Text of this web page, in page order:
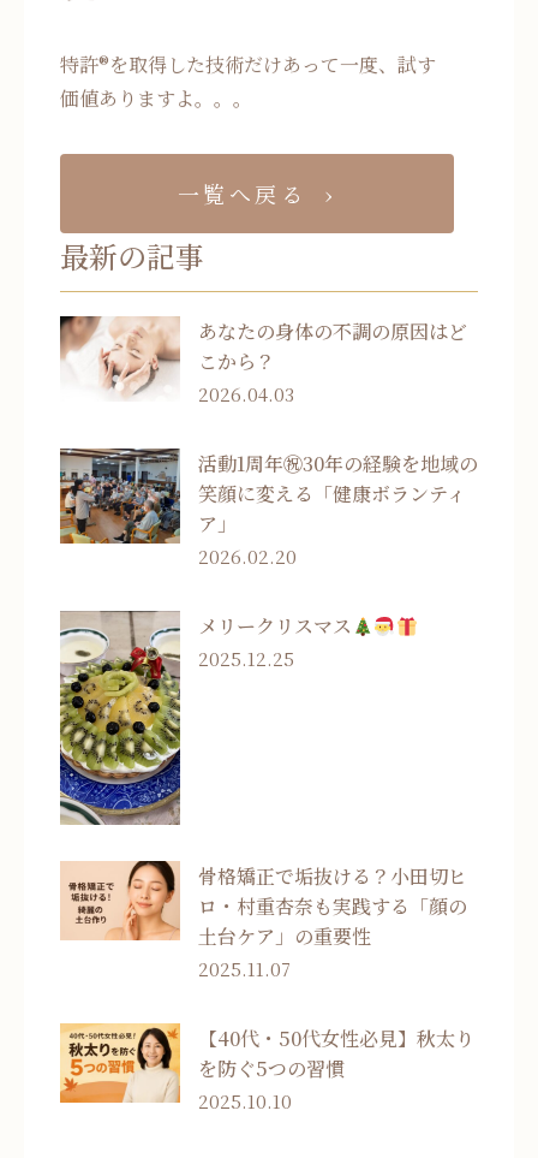
特許®を取得した技術だけあって一度、試す
価値ありますよ。。。
一覧へ戻る
最新の記事
あなたの身体の不調の原因はど
こから？
2026.04.03
活動1周年㊗30年の経験を地域の
笑顔に変える「健康ボランティ
ア」
2026.02.20
メリークリスマス
2025.12.25
骨格矯正で垢抜ける？小田切ヒ
ロ・村重杏奈も実践する「顔の
土台ケア」の重要性
2025.11.07
【40代・50代女性必見】秋太り
を防ぐ5つの習慣
2025.10.10